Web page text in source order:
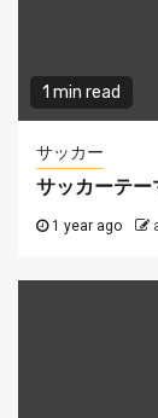
1 min read
サッカー
サッカーテー
1 year ago